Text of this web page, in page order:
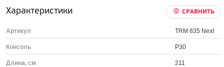
Характеристики СРАВНИТЬ
Артикул TRM 835 Next
Консоль P30
Длина, см 211